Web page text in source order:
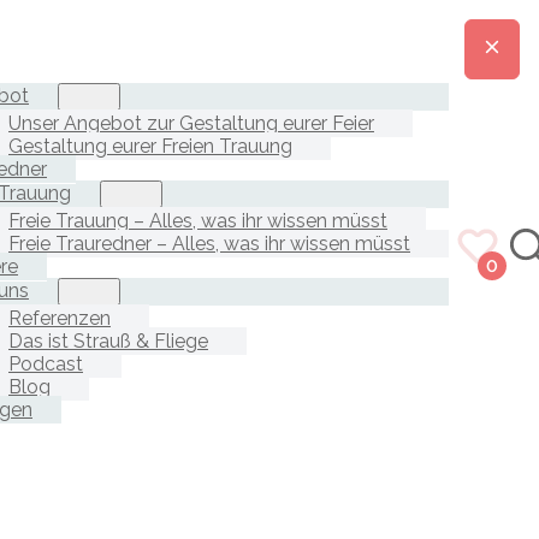
Unser Angebot zur Gestaltung eurer Feier
Gestaltung eurer Freien Trauung
Freie Trauung – Alles, was ihr wissen müsst
Freie Trauredner – Alles, was ihr wissen müsst
Referenzen
Das ist Strauß & Fliege
Podcast
Blog
0